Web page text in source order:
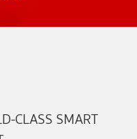
CLASS SMART